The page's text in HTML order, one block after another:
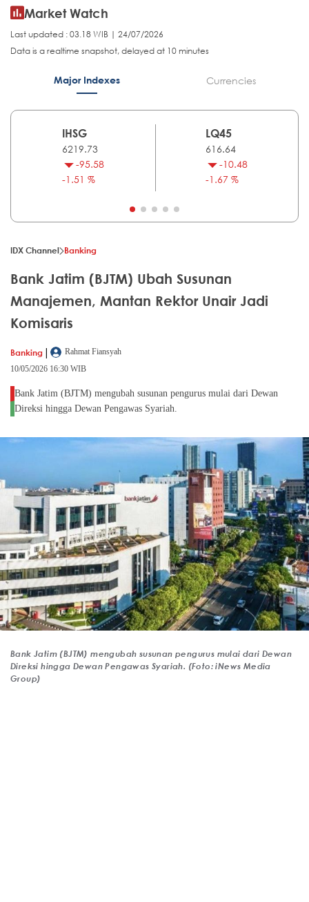
Market Watch
Last updated : 03.18 WIB | 24/07/2026
Data is a realtime snapshot, delayed at 10 minutes
Major Indexes Currencies
IHSG
6219.73
-95.58
-1.51 %
LQ45
616.64
-10.48
-1.67 %
IDX Channel Banking
Bank Jatim (BJTM) Ubah Susunan
Manajemen, Mantan Rektor Unair Jadi
Komisaris
Banking |
Rahmat Fiansyah
10/05/2026 16:30 WIB
Bank Jatim (BJTM) mengubah susunan pengurus mulai dari Dewan
Direksi hingga Dewan Pengawas Syariah.
Bank Jatim (BJTM) mengubah susunan pengurus mulai dari Dewan
Direksi hingga Dewan Pengawas Syariah. (Foto: iNews Media
Group)